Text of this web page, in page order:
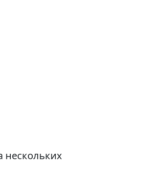
нескольких